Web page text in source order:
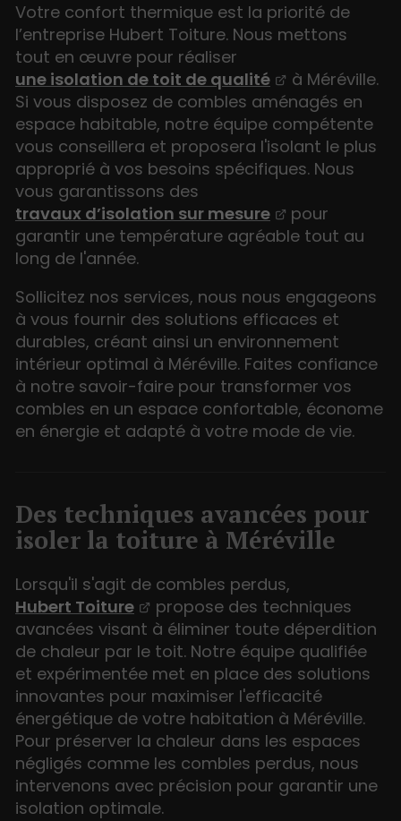
Votre confort thermique est la priorité de
l’entreprise Hubert Toiture. Nous mettons
tout en œuvre pour réaliser
une isolation de toit de qualité
à Méréville.
Si vous disposez de combles aménagés en
espace habitable, notre équipe compétente
vous conseillera et proposera l'isolant le plus
approprié à vos besoins spécifiques. Nous
vous garantissons des
travaux d’isolation sur mesure
pour
garantir une température agréable tout au
long de l'année.
Sollicitez nos services, nous nous engageons
à vous fournir des solutions efficaces et
durables, créant ainsi un environnement
intérieur optimal à Méréville. Faites confiance
à notre savoir-faire pour transformer vos
combles en un espace confortable, économe
en énergie et adapté à votre mode de vie.
Des techniques avancées pour
isoler la toiture à Méréville
Lorsqu'il s'agit de combles perdus,
Hubert Toiture
propose des techniques
avancées visant à éliminer toute déperdition
de chaleur par le toit. Notre équipe qualifiée
et expérimentée met en place des solutions
innovantes pour maximiser l'efficacité
énergétique de votre habitation à Méréville.
Pour préserver la chaleur dans les espaces
négligés comme les combles perdus, nous
intervenons avec précision pour garantir une
isolation optimale.